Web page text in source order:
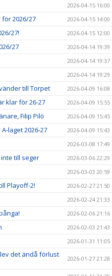
2026-04-15 16:00
2026/27 2026-04-15 14:00
27! 2026-04-15 12:00
27 2026-04-14 19:39
2026-04-14 19:37
2026-04-14 19:29
till Torpet 2026-04-09 16:08
klar för 26-27 2026-04-09 15:55
Filip Pilö 2026-04-09 15:45
laget 2026-27 2026-04-09 15:43
2026-03-08 17:49
till seger 2026-03-06 22:29
2026-03-03 20:59
Playoff-2! 2026-02-27 21:50
2026-02-24 21:33
2026-02-06 21:16
2026-02-03 21:43
2026-01-31 11:05
det ändå förlust
2026-01-27 21:28